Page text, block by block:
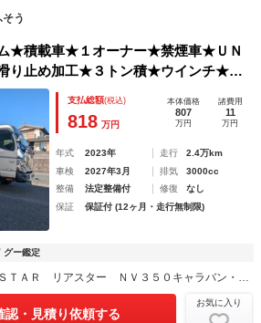
う
積載車★１オーナー★禁煙車★ＵＮ
り止め加工★３トン積★ウインチ★リ
★スマートキー★Ｗタイヤ★８インチ
応★サイドマーカー★
支払総額(税込)
818 万円
本体価格
807
万円
諸費用
11
万円
年式 2023年 走行
2.4万km
車検
2027年3月 排気
3000cc
整備
法定整備付 修復
なし
保証
保証付 (12ヶ月・走行無制限)
グー鑑定
認・見積り依頼する
お気に入り